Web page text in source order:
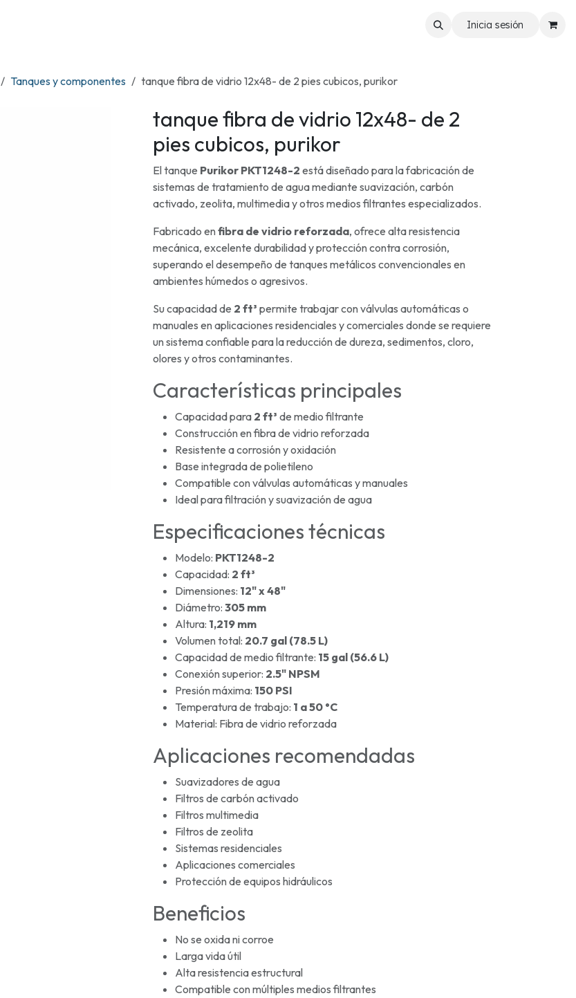
Inicia sesión
Tanques y componentes tanque fibra de vidrio 12x48- de 2 pies cubicos, purikor
tanque fibra de vidrio 12x48- de 2
pies cubicos, purikor
El tanque Purikor PKT1248-2 está diseñado para la fabricación de
sistemas de tratamiento de agua mediante suavización, carbón
activado, zeolita, multimedia y otros medios filtrantes especializados.
Fabricado enfibra de vidrio reforzada, ofrece alta resistencia
mecánica, excelente durabilidad y protección contra corrosión,
superando el desempeño de tanques metálicos convencionales en
ambientes húmedos o agresivos.
Su capacidad de 2 ft³ permite trabajar con válvulas automáticas o
manuales en aplicaciones residenciales y comerciales donde se requiere
un sistema confiable para la reducción de dureza, sedimentos, cloro,
olores y otros contaminantes.
Características principales
Capacidad para 2 ft³ de medio filtrante
Construcción en fibra de vidrio reforzada
Resistente a corrosión y oxidación
Base integrada de polietileno
Compatible con válvulas automáticas y manuales
Ideal para filtración y suavización de agua
Especificaciones técnicas
Modelo: PKT1248-2
Capacidad: 2 ft³
Dimensiones: 12" x 48"
Diámetro: 305 mm
Altura: 1,219 mm
Volumen total: 20.7 gal (78.5 L)
Capacidad de medio filtrante: 15 gal (56.6 L)
Conexión superior: 2.5" NPSM
Presión máxima: 150 PSI
Temperatura de trabajo: 1 a 50 °C
Material: Fibra de vidrio reforzada
Aplicaciones recomendadas
Suavizadores de agua
Filtros de carbón activado
Filtros multimedia
Filtros de zeolita
Sistemas residenciales
Aplicaciones comerciales
Protección de equipos hidráulicos
Beneficios
No se oxida ni corroe
Larga vida útil
Alta resistencia estructural
Compatible con múltiples medios filtrantes